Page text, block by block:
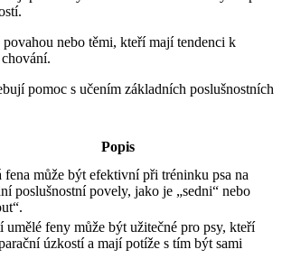
povahou nebo těmi, kteří mají tendenci k
pomoc s učením základních poslušnostních
Popis
fena může být efektivní při tréninku psa na
poslušnostní povely, jako je „sedni“ nebo
umělé feny může být užitečné pro psy, kteří
úzkostí a mají potíže s tím být sami